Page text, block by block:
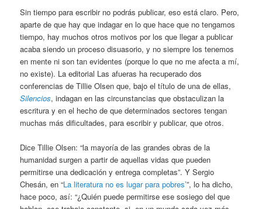
Sin tiempo para escribir no podrás publicar, eso está claro. Pero,
aparte de que hay que indagar en lo que hace que no tengamos
tiempo, hay muchos otros motivos por los que llegar a publicar
acaba siendo un proceso disuasorio, y no siempre los tenemos
en mente ni son tan evidentes (porque lo que no me afecta a mí,
no existe). La editorial Las afueras ha recuperado dos
conferencias de Tillie Olsen que, bajo el título de una de ellas,
Silencios, indagan en las circunstancias que obstaculizan la
escritura y en el hecho de que determinados sectores tengan
muchas más dificultades, para escribir y publicar, que otros.
Dice Tillie Olsen: “la mayoría de las grandes obras de la
humanidad surgen a partir de aquellas vidas que pueden
permitirse una dedicación y entrega completas”. Y Sergio
Chesán, en “La literatura no es lugar para pobres’”, lo ha dicho,
hace poco, así: “¿Quién puede permitirse ese sosiego del que